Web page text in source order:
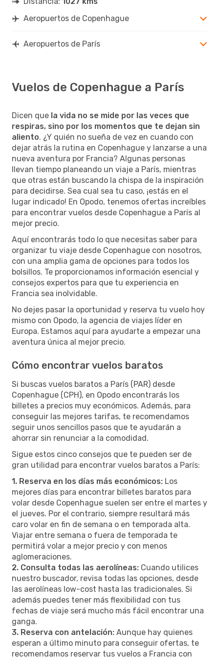
Aeropuertos de Copenhague
Aeropuertos de París
Vuelos de Copenhague a París
Dicen que la vida no se mide por las veces que
respiras, sino por los momentos que te dejan sin
aliento. ¿Y quién no sueña de vez en cuando con
dejar atrás la rutina en Copenhague y lanzarse a una
nueva aventura por Francia? Algunas personas
llevan tiempo planeando un viaje a París, mientras
que otras están buscando la chispa de la inspiración
para decidirse. Sea cual sea tu caso, ¡estás en el
lugar indicado! En Opodo, tenemos ofertas increíbles
para encontrar vuelos desde Copenhague a París al
mejor precio.
Aquí encontrarás todo lo que necesitas saber para
organizar tu viaje desde Copenhague con nosotros,
con una amplia gama de opciones para todos los
bolsillos. Te proporcionamos información esencial y
consejos expertos para que tu experiencia en
Francia sea inolvidable.
No dejes pasar la oportunidad y reserva tu vuelo hoy
mismo con Opodo, la agencia de viajes líder en
Europa. Estamos aquí para ayudarte a empezar una
aventura única al mejor precio.
Cómo encontrar vuelos baratos
Si buscas vuelos baratos a París (PAR) desde
Copenhague (CPH), en Opodo encontrarás los
billetes a precios muy económicos. Además, para
conseguir las mejores tarifas, te recomendamos
seguir unos sencillos pasos que te ayudarán a
ahorrar sin renunciar a la comodidad.
Sigue estos cinco consejos que te pueden ser de
gran utilidad para encontrar vuelos baratos a París:
1. Reserva en los días más económicos: Los
mejores días para encontrar billetes baratos para
volar desde Copenhague suelen ser entre el martes y
el jueves. Por el contrario, siempre resultará más
caro volar en fin de semana o en temporada alta.
Viajar entre semana o fuera de temporada te
permitirá volar a mejor precio y con menos
aglomeraciones.
2. Consulta todas las aerolíneas: Cuando utilices
nuestro buscador, revisa todas las opciones, desde
las aerolíneas low-cost hasta las tradicionales. Si
además puedes tener más flexibilidad con tus
fechas de viaje será mucho más fácil encontrar una
ganga.
3. Reserva con antelación: Aunque hay quienes
esperan a último minuto para conseguir ofertas, te
recomendamos reservar tus vuelos a Francia con